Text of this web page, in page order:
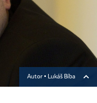
Autor ▪ Lukáš Bíba